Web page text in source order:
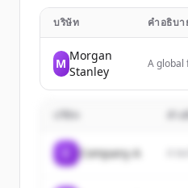
บริษัท คำอธิบา
M
Morgan
Stanley
A global
คำ
Company A A